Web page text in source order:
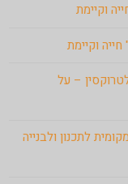
וקיימת
וקיימת
– על
לתכנון ולבנייה